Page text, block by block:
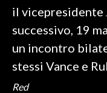
SARDEGNA TURISMO
SARDI NEL MONDO
NOTIZIE
EVENTI
il vicepresidente
successivo, 19
un incontro
stessi Vance e
Red